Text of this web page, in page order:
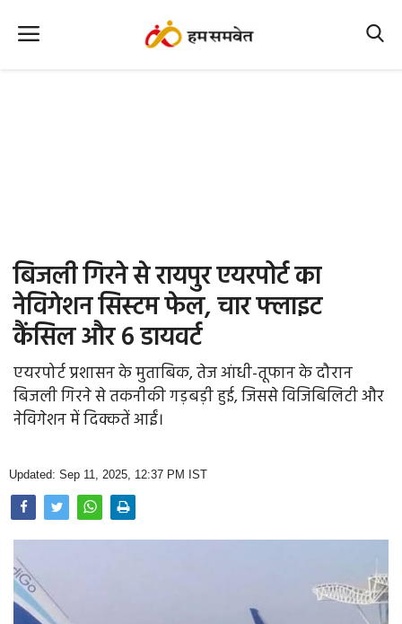
Office Office
Political Gossips
Farm & Food
Opinion
Photo Gallery
Home
बिजली गिरने से रायपुर एयरपोर्ट का
नेविगेशन सिस्टम फेल, चार फ्लाइट
कैंसिल और 6 डायवर्ट
एयरपोर्ट प्रशासन के मुताबिक, तेज आंधी-तूफान के दौरान
बिजली गिरने से तकनीकी गड़बड़ी हुई, जिससे विजिबिलिटी और
नेविगेशन में दिक्कतें आईं।
Updated: Sep 11, 2025, 12:37 PM IST